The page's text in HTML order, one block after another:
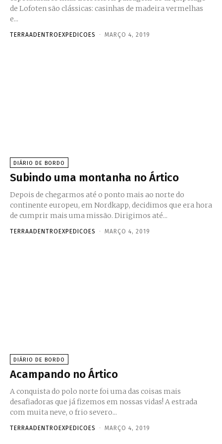
de Lofoten são clássicas: casinhas de madeira vermelhas
e...
TERRAADENTROEXPEDICOES - MARÇO 4, 2019
DIÁRIO DE BORDO
Subindo uma montanha no Ártico
Depois de chegarmos até o ponto mais ao norte do
continente europeu, em Nordkapp, decidimos que era hora
de cumprir mais uma missão. Dirigimos até...
TERRAADENTROEXPEDICOES - MARÇO 4, 2019
DIÁRIO DE BORDO
Acampando no Ártico
A conquista do polo norte foi uma das coisas mais
desafiadoras que já fizemos em nossas vidas! A estrada
com muita neve, o frio severo...
TERRAADENTROEXPEDICOES - MARÇO 4, 2019